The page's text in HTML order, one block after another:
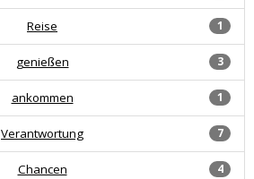
1
Reise
3
genießen
1
ankommen
7
Verantwortung
4
Chancen